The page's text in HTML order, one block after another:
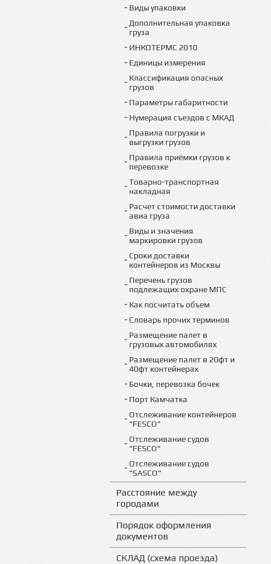
Виды упаковки
Дополнительная упаковка
груза
ИНКОТЕРМС 2010
Единицы измерения
Классификация опасных
грузов
Параметры габаритности
Нумерация съездов с МКАД
Правила погрузки и
выгрузки грузов
Правила приёмки грузов к
перевозке
Товарно-транспортная
накладная
Расчет стоимости доставки
авиа груза
Виды и значения
маркировки грузов
Сроки доставки
контейнеров из Москвы
Перечень грузов
подлежащих охране МПС
Как посчитать объем
Словарь прочих терминов
Размещение палет в
грузовых автомобилях
Размещение палет в 20фт и
40фт контейнерах
Бочки, перевозка бочек
Порт Камчатка
Отслеживание контейнеров
"FESCO"
Отслеживание судов
"FESCO"
Отслеживание судов
"SASCO"
Расстояние между
городами
Порядок оформления
документов
СКЛАД (схема проезда)